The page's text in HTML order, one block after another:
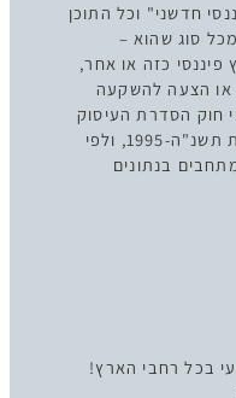
חדשני" וכל התוכן
סוג שהוא –
פיננסי כזה או אחר,
או הצעה להשקעה
חוק הסדרת העיסוק
בייעוץ, שיווק וניהול תיקי השקעות תשנ"ה-1995, ולפי
ערך תשכ"ח-1968, המתחבים בנתונים
בכל רחבי הארץ!